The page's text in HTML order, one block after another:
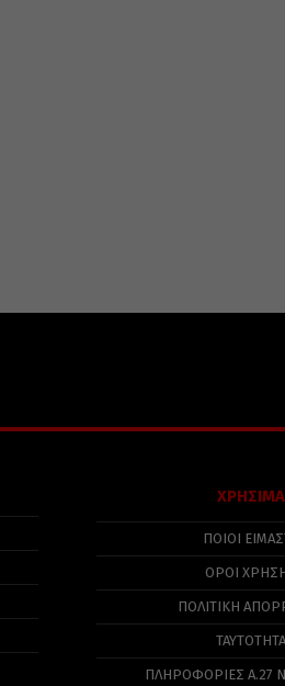
ΧΡΗΣΙΜΑ
ΠΟΙΟΙ
ΟΡΟΙ
ΠΟΛΙΤΙΚΉ
ΤΑΥΤΟΤΗΤΑ
ΠΛΗΡΟΦΟΡΊΕΣ Α.27